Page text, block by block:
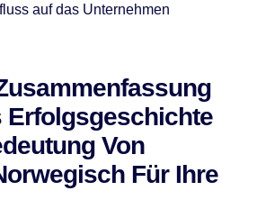
auf das Unternehmen
Erfolgsgeschichte
Von
Für Ihre